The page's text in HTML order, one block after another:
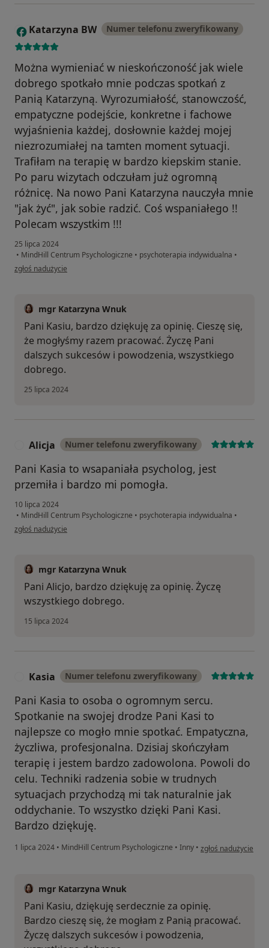
K Katarzyna BW Numer telefonu zweryfikowany
Można wymieniać w nieskończoność jak wiele
dobrego spotkało mnie podczas spotkań z
Panią Katarzyną. Wyrozumiałość, stanowczość,
empatyczne podejście, konkretne i fachowe
wyjaśnienia każdej, dosłownie każdej mojej
niezrozumiałej na tamten moment sytuacji.
Trafiłam na terapię w bardzo kiepskim stanie.
Po paru wizytach odczułam już ogromną
różnicę. Na nowo Pani Katarzyna nauczyła mnie
"jak żyć", jak sobie radzić. Coś wspaniałego !!
Polecam wszystkim !!!
25 lipca 2024
• MindHill Centrum Psychologiczne • psychoterapia indywidualna •
w opinii użytkownika Katarzyna BW
zgłoś nadużycie
mgr Katarzyna Wnuk
Pani Kasiu, bardzo dziękuję za opinię. Cieszę się,
że mogłyśmy razem pracować. Życzę Pani
dalszych sukcesów i powodzenia, wszystkiego
dobrego.
25 lipca 2024
Alicja Numer telefonu zweryfikowany
Pani Kasia to wsapaniała psycholog, jest
przemiła i bardzo mi pomogła.
10 lipca 2024
• MindHill Centrum Psychologiczne • psychoterapia indywidualna •
w opinii użytkownika Alicja
zgłoś nadużycie
mgr Katarzyna Wnuk
Pani Alicjo, bardzo dziękuję za opinię. Życzę
wszystkiego dobrego.
15 lipca 2024
Kasia Numer telefonu zweryfikowany
Pani Kasia to osoba o ogromnym sercu.
Spotkanie na swojej drodze Pani Kasi to
najlepsze co mogło mnie spotkać. Empatyczna,
życzliwa, profesjonalna. Dzisiaj skończyłam
terapię i jestem bardzo zadowolona. Powoli do
celu. Techniki radzenia sobie w trudnych
sytuacjach przychodzą mi tak naturalnie jak
oddychanie. To wszystko dzięki Pani Kasi.
Bardzo dziękuję.
1 lipca 2024 • MindHill Centrum Psychologiczne • Inny • w opinii
zgłoś nadużycie
mgr Katarzyna Wnuk
Pani Kasiu, dziękuję serdecznie za opinię.
Bardzo cieszę się, że mogłam z Panią pracować.
Życzę dalszych sukcesów i powodzenia,